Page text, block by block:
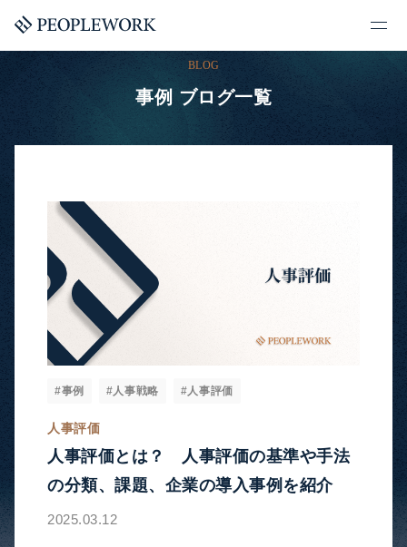
BLOG
事例 ブログ一覧
#事例 #人事戦略 #人事評価
人事評価
人事評価とは？ 人事評価の基準や手法
の分類、課題、企業の導入事例を紹介
2025.03.12